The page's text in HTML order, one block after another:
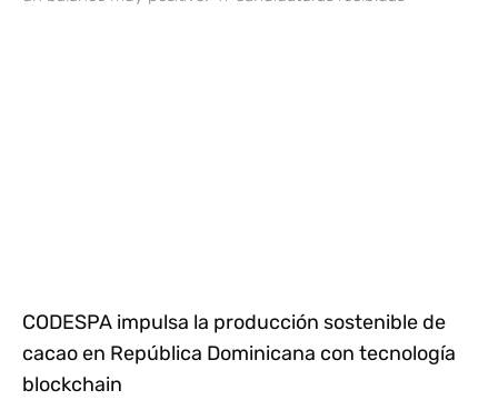
CODESPA impulsa la producción sostenible de
cacao en República Dominicana con tecnología
blockchain